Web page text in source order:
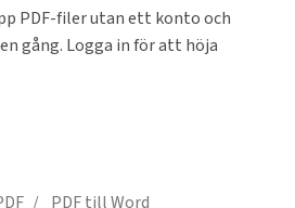
PDF-filer utan ett konto och
gång. Logga in för att höja
PDF till Word